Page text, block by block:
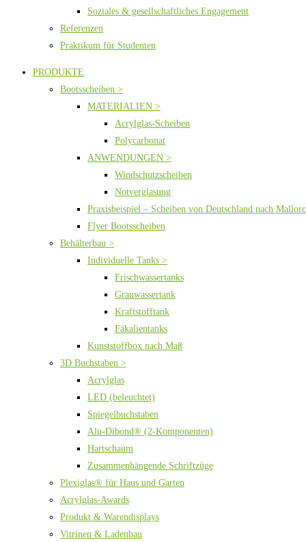
Soziales & gesellschaftliches Engagement
Referenzen
Praktikum für Studenten
PRODUKTE
Bootsscheiben >
MATERIALIEN >
Acrylglas-Scheiben
Polycarbonat
ANWENDUNGEN >
Windschutzscheiben
Notverglasung
Praxisbeispiel – Scheiben von Deutschland nach
Flyer Bootsscheiben
Behälterbau >
Individuelle Tanks >
Frischwassertanks
Grauwassertank
Kraftstofftank
Fäkalientanks
Kunststoffbox nach Maß
3D Buchstaben >
Acrylglas
LED (beleuchtet)
Spiegelbuchstaben
Alu-Dibond® (2-Komponenten)
Hartschaum
Zusammenhängende Schriftzüge
Plexiglas® für Haus und Garten
Acrylglas-Awards
Produkt & Warendisplays
Vitrinen & Ladenbau